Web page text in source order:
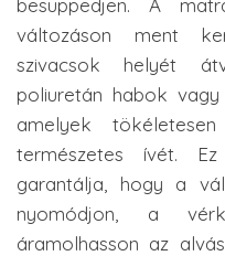
besüppedjen. A
változáson ment
szivacsok helyét
poliuretán habok
amelyek
természetes ívét.
garantálja, hogy a
nyomódjon, a
áramolhasson az